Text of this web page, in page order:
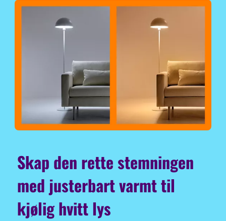
Skap den rette stemningen
med justerbart varmt til
kjølig hvitt lys